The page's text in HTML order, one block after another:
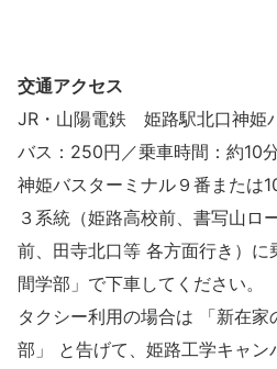
交通アクセス
JR・山陽電鉄 姫路駅北口神姫
バス：250円／乗車時間：約10
神姫バスターミナル９番または
３系統（姫路高校前、書写山ロ
前、田寺北口等 各方面行き）に
間学部」で下車してください。
タクシー利用の場合は 「新在家
部」 と告げて、姫路工学キャン